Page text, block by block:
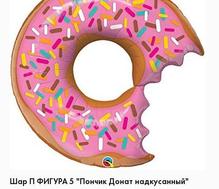
Шар П ФИГУРА 5 "Пончик Донат надкусанный"